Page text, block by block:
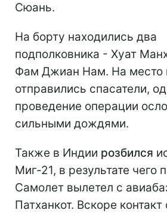
Сюань.
На борту находились два
подполковника - Хуат
Фам Джиан Нам. На место
отправились спасатели,
проведение операции
сильными дождями.
Также в Индии розбился
Миг-21, в результате чего
Самолет вылетел с
Патханкот. Вскоре контакт